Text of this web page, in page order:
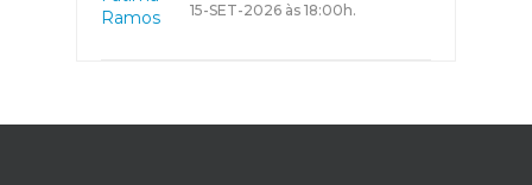
15-SET-2026 às 18:00h.